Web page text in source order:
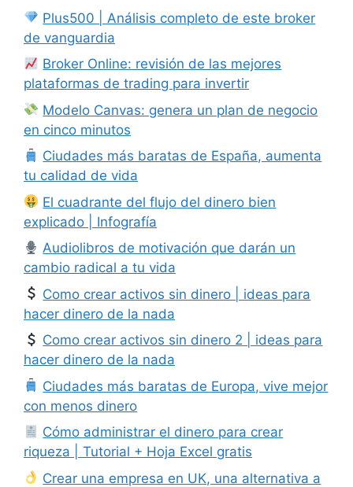
Plus500 | Análisis completo de este broker
de vanguardia
Broker Online: revisión de las mejores
plataformas de trading para invertir
Modelo Canvas: genera un plan de negocio
en cinco minutos
Ciudades más baratas de España, aumenta
tu calidad de vida
El cuadrante del flujo del dinero bien
explicado | Infografía
Audiolibros de motivación que darán un
cambio radical a tu vida
Como crear activos sin dinero | ideas para
hacer dinero de la nada
Como crear activos sin dinero 2 | ideas para
hacer dinero de la nada
Ciudades más baratas de Europa, vive mejor
con menos dinero
Cómo administrar el dinero para crear
riqueza | Tutorial + Hoja Excel gratis
Crear una empresa en UK, una alternativa a